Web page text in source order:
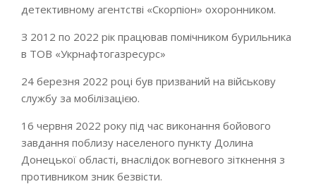
детективному агентстві «Скорпіон» охоронником.
З 2012 по 2022 рік працював помічником бурильника
в ТОВ «Укрнафтогазресурс»
24 березня 2022 році був призваний на військову
службу за мобілізацією.
16 червня 2022 року під час виконання бойового
завдання поблизу населеного пункту Долина
Донецької області, внаслідок вогневого зіткнення з
противником зник безвісти.